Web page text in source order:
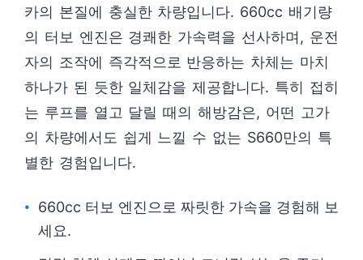
카의 본질에 충실한 차량입니다. 660cc 배기량
의 터보 엔진은 경쾌한 가속력을 선사하며, 운전
자의 조작에 즉각적으로 반응하는 차체는 마치
하나가 된 듯한 일체감을 제공합니다. 특히 접히
는 루프를 열고 달릴 때의 해방감은, 어떤 고가
의 차량에서도 쉽게 느낄 수 없는 S660만의 특
별한 경험입니다.
660cc 터보 엔진으로 짜릿한 가속을 경험해 보
세요.